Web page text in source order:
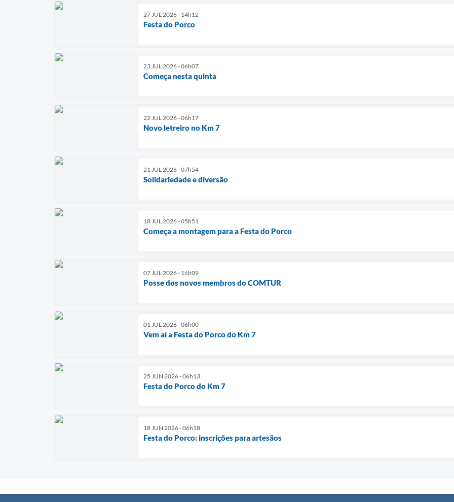
27 JUL 2026 - 14h12
Festa do Porco
23 JUL 2026 - 06h07
Começa nesta quinta
22 JUL 2026 - 06h17
Novo letreiro no Km 7
21 JUL 2026 - 07h54
Solidariedade e diversão
18 JUL 2026 - 05h51
Começa a montagem para a Festa do Porco
07 JUL 2026 - 16h09
Posse dos novos membros do COMTUR
01 JUL 2026 - 06h00
Vem aí a Festa do Porco do Km 7
25 JUN 2026 - 06h13
Festa do Porco do Km 7
18 JUN 2026 - 06h18
Festa do Porco: inscrições para artesãos